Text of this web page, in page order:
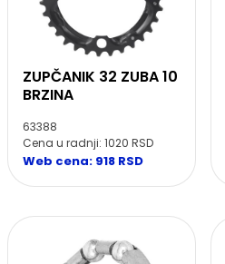
ZUPČANIK 32 ZUBA 10
BRZINA
63388
Cena u radnji: 1020 RSD
Web cena: 918 RSD